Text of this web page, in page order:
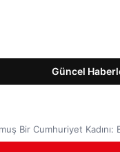
Güncel
Bir Cumhuriyet